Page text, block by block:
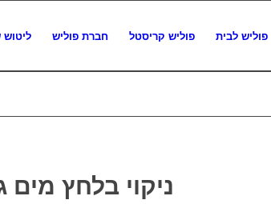
חברת פוליש פוליש קריסטל פוליש לבית
ניקוי בלחץ מים